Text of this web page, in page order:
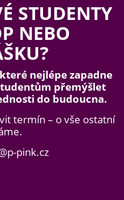
STUDENTY
NEBO
nejlépe zapadne
přemýšlet
do budoucna.
termín – o vše ostatní
pink.cz